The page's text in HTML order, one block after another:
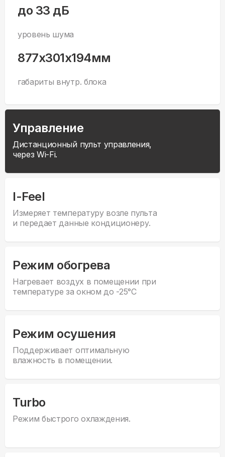
до 33 дБ
уровень шума
877x301x194мм
габариты внутр. блока
Управление
Дистанционный пульт управления,
через Wi-Fi.
I-Feel
Измеряет температуру возле пульта
и передает данные кондиционеру.
Режим обогрева
Нагревает воздух в помещении при
температуре за окном до -25°С
Режим осушения
Поддерживает оптимальную
влажность в помещении.
Turbo
Режим быстрого охлаждения.